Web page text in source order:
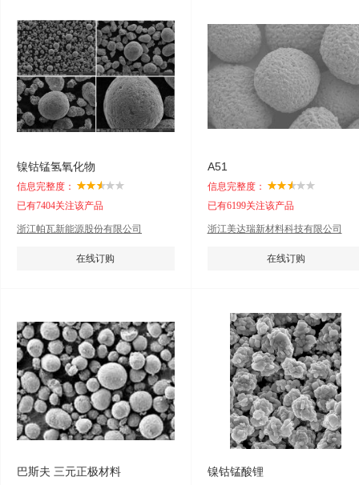
镍钴锰氢氧化物
信息完整度：
已有7404关注该产品
浙江帕瓦新能源股份有限公司
在线订购
A51
信息完整度：
已有6199关注该产品
浙江美达瑞新材料科技有限公司
在线订购
巴斯夫 三元正极材料 镍钴锰酸锂